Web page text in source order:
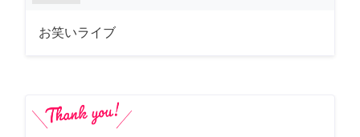
お笑いライブ